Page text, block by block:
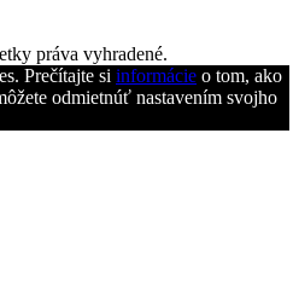
práva vyhradené.
Prečítajte si informácie o tom, ako
odmietnúť nastavením svojho